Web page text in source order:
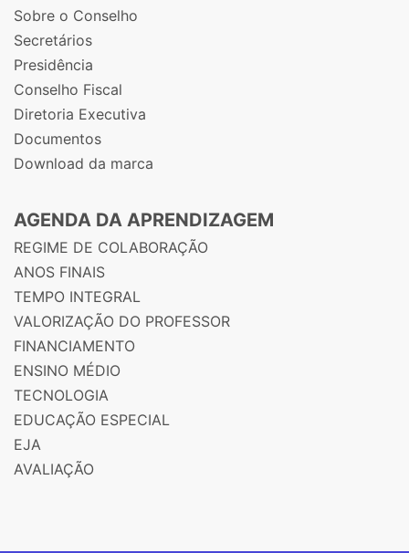
Sobre o Conselho
Secretários
Presidência
Conselho Fiscal
Diretoria Executiva
Documentos
Download da marca
AGENDA DA APRENDIZAGEM
REGIME DE COLABORAÇÃO
ANOS FINAIS
TEMPO INTEGRAL
VALORIZAÇÃO DO PROFESSOR
FINANCIAMENTO
ENSINO MÉDIO
TECNOLOGIA
EDUCAÇÃO ESPECIAL
EJA
AVALIAÇÃO